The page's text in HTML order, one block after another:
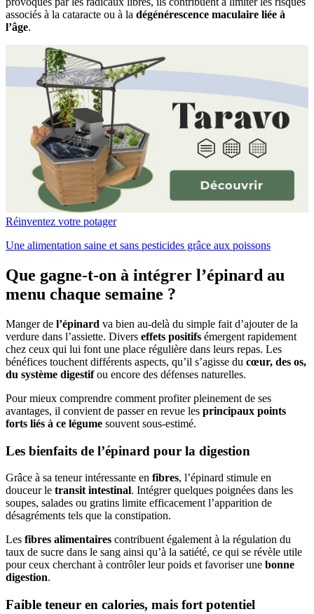
associés à la cataracte ou à la dégénérescence maculaire liée à
l’âge.
Réinventez votre potager
Une alimentation saine et sans pesticides grâce aux poissons
Que gagne-t-on à intégrer l’épinard au
menu chaque semaine ?
Manger de l’épinard va bien au-delà du simple fait d’ajouter de la
verdure dans l’assiette. Divers effets positifs émergent rapidement
chez ceux qui lui font une place régulière dans leurs repas. Les
bénéfices touchent différents aspects, qu’il s’agisse du cœur, des os,
du système digestifou encore des défenses naturelles.
Pour mieux comprendre comment profiter pleinement de ses
avantages, il convient de passer en revue les principaux points
forts liés à ce légume souvent sous-estimé.
Les bienfaits de l’épinard pour la digestion
Grâce à sa teneur intéressante en fibres, l’épinard stimule en
douceur le transit intestinal. Intégrer quelques poignées dans les
soupes, salades ou gratins limite efficacement l’apparition de
désagréments tels que la constipation.
Les fibres alimentaires contribuent également à la régulation du
taux de sucre dans le sang ainsi qu’à la satiété, ce qui se révèle utile
pour ceux cherchant à contrôler leur poids et favoriser une bonne
digestion.
Faible teneur en calories, mais fort potentiel